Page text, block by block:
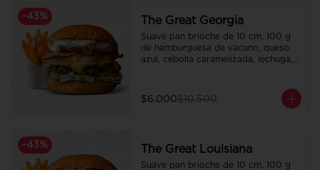
-43% The Great Georgia
Suave pan brioche de 10 cm, 100 g
de hamburguesa de vacuno, queso
azul, cebolla caramelizada, lechuga,
$6.000$10.500
-43% The Great Louisiana
Suave pan brioche de 10 cm, 100 g